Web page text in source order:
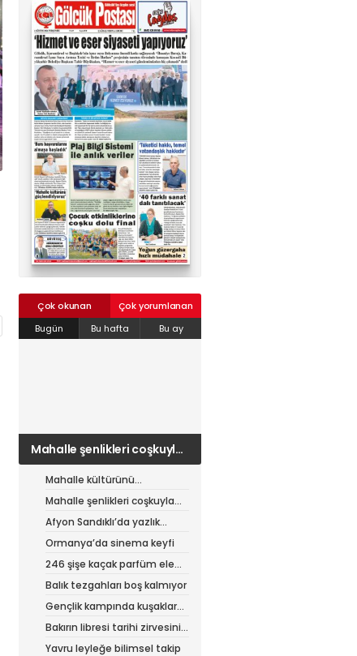
Çok okunan
Çok yorumlanan
Bugün
Bu hafta Bu ay
Mahalle şenlikleri coşkuyla
sürüyor
Mahalle kültürünü
canlandıran şenlik
Mahalle şenlikleri coşkuyla
sürüyor
Afyon Sandıklı’da yazlık
patates hasadı
Ormanya’da sinema keyfi
246 şişe kaçak parfüm ele
geçirildi
Balık tezgahları boş kalmıyor
Gençlik kampında kuşaklar
buluştu
Bakırın libresi tarihi zirvesini
test ediyor
Yavru leyleğe bilimsel takip
02624132333
haber@golcukpostasi.com